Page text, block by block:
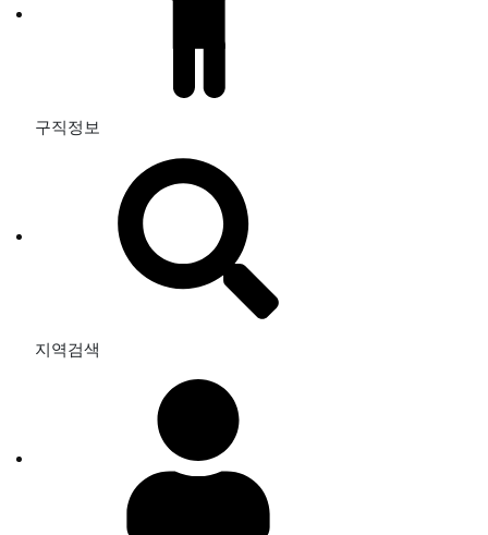
구직정보
지역검색